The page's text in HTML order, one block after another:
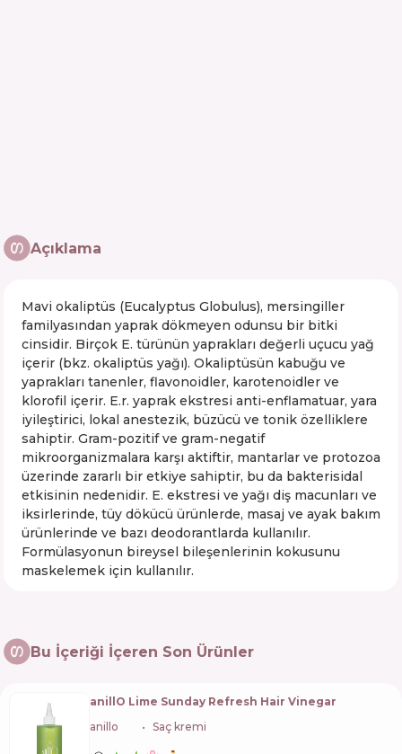
Açıklama
Mavi okaliptüs (Eucalyptus Globulus), mersingiller
familyasından yaprak dökmeyen odunsu bir bitki
cinsidir. Birçok E. türünün yaprakları değerli uçucu yağ
içerir (bkz. okaliptüs yağı). Okaliptüsün kabuğu ve
yaprakları tanenler, flavonoidler, karotenoidler ve
klorofil içerir. E.r. yaprak ekstresi anti-enflamatuar, yara
iyileştirici, lokal anestezik, büzücü ve tonik özelliklere
sahiptir. Gram-pozitif ve gram-negatif
mikroorganizmalara karşı aktiftir, mantarlar ve protozoa
üzerinde zararlı bir etkiye sahiptir, bu da bakterisidal
etkisinin nedenidir. E. ekstresi ve yağı diş macunları ve
iksirlerinde, tüy dökücü ürünlerde, masaj ve ayak bakım
ürünlerinde ve bazı deodorantlarda kullanılır.
Formülasyonun bireysel bileşenlerinin kokusunu
maskelemek için kullanılır.
Bu İçeriği İçeren Son Ürünler
anillO Lime Sunday Refresh Hair Vinegar
anillo
Saç kremi